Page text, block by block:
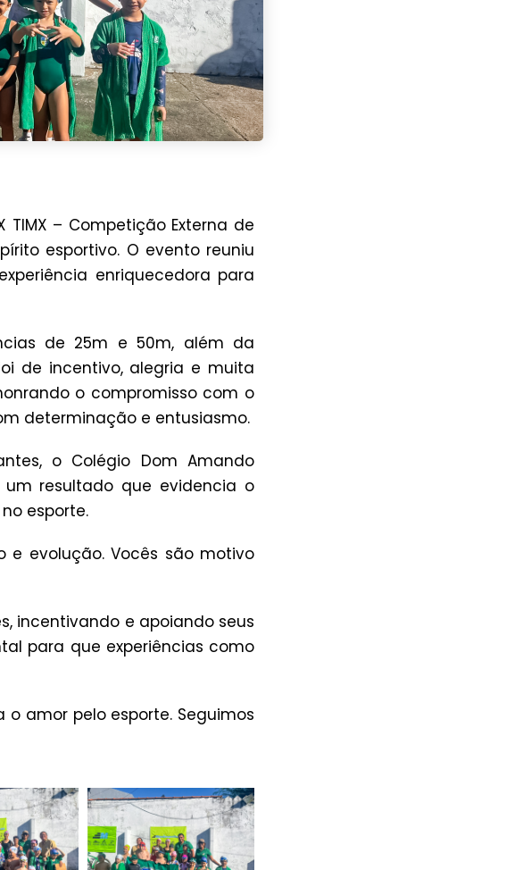
– Competição Externa de
esportivo. O evento reuniu
enriquecedora para
de 25m e 50m, além da
de incentivo, alegria e muita
o compromisso com o
determinação e entusiasmo.
o Colégio Dom Amando
resultado que evidencia o
esporte.
e evolução. Vocês são motivo
incentivando e apoiando seus
para que experiências como
amor pelo esporte. Seguimos